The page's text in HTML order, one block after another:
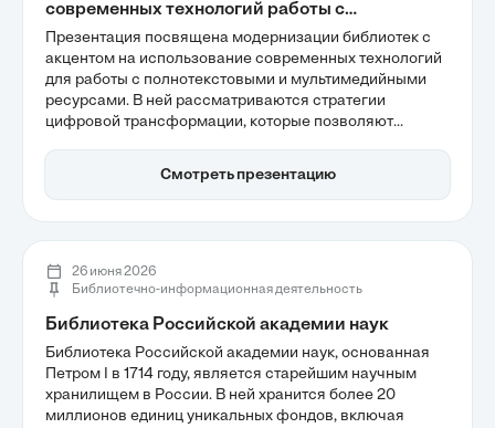
современных технологий работы с
полнотекстовыми и мультимедийными
ресурсами
Презентация посвящена модернизации библиотек с
акцентом на использование современных технологий
для работы с полнотекстовыми и мультимедийными
ресурсами. В ней рассматриваются стратегии
цифровой трансформации, которые позволяют
обеспечивающими мгновенный доступ к
качественным данным. Также обсуждаются вопросы
Смотреть презентацию
26 июня 2026
Библиотечно-информационная деятельность
Библиотека Российской академии наук
Библиотека Российской академии наук, основанная
Петром I в 1714 году, является старейшим научным
хранилищем в России. В ней хранится более 20
миллионов единиц уникальных фондов, включая